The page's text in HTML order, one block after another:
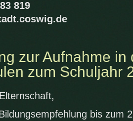
819
zur Aufnahme in
zum Schuljahr
bis zum